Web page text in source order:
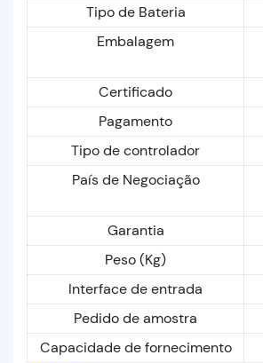
Tipo de Bateria
Embalagem
Certificado
Pagamento
Tipo de controlador
País de Negociação
Garantia
Peso (Kg)
Interface de entrada
Pedido de amostra
Capacidade de fornecimento